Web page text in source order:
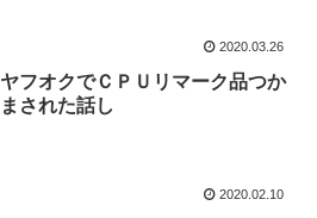
2020.03.26
ヤフオクでＣＰＵリマーク品つか
まされた話し
2020.02.10